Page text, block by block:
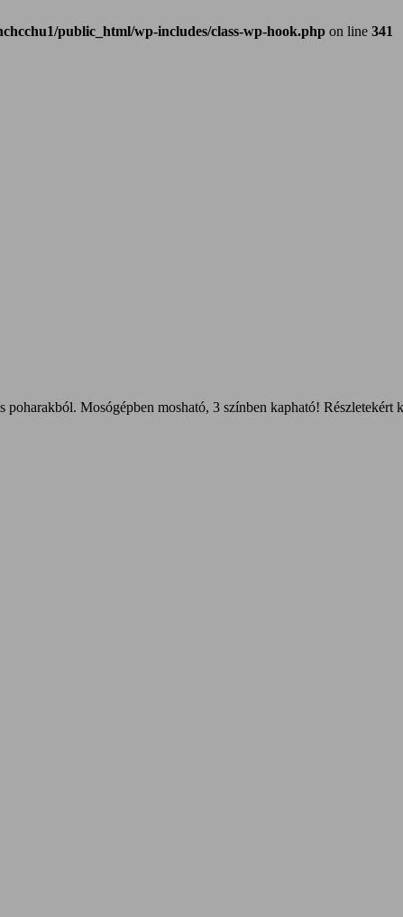
public_html/wp-includes/class-wp-hook.php on line 341
Mosógépben mosható, 3 színben kapható! Részletekért